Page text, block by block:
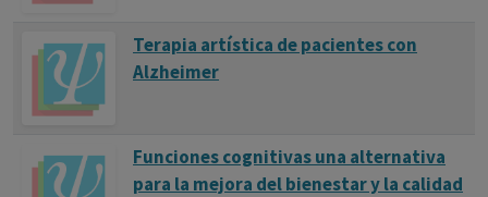
Terapia artística de pacientes con
Alzheimer
Funciones cognitivas una alternativa
para la mejora del bienestar y la calidad